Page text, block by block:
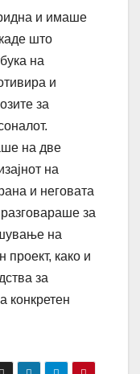
и имаше
што
на
и
за
на две
на
и неговата
за
на
проект, како и
за
конкретен